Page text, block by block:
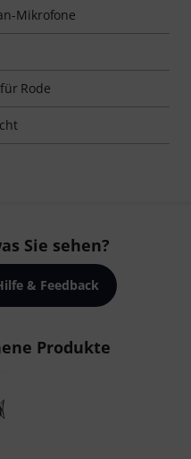
Mikrofone
Rode
Sie sehen?
& Feedback
Produkte